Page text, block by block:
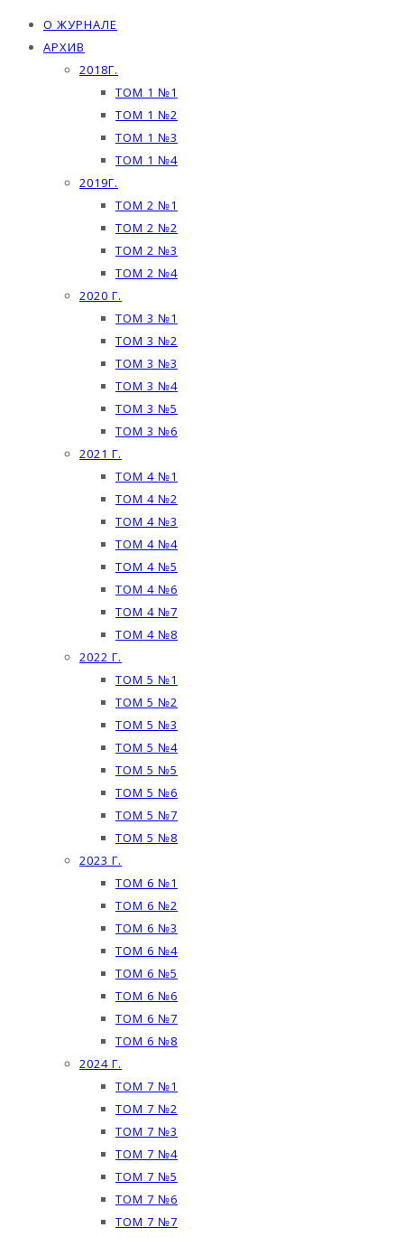
О ЖУРНАЛЕ
АРХИВ
2018Г.
ТОМ 1 №1
ТОМ 1 №2
ТОМ 1 №3
ТОМ 1 №4
2019Г.
ТОМ 2 №1
ТОМ 2 №2
ТОМ 2 №3
ТОМ 2 №4
2020 Г.
ТОМ 3 №1
ТОМ 3 №2
ТОМ 3 №3
ТОМ 3 №4
ТОМ 3 №5
ТОМ 3 №6
2021 Г.
ТОМ 4 №1
ТОМ 4 №2
ТОМ 4 №3
ТОМ 4 №4
ТОМ 4 №5
ТОМ 4 №6
ТОМ 4 №7
ТОМ 4 №8
2022 Г.
ТОМ 5 №1
ТОМ 5 №2
ТОМ 5 №3
ТОМ 5 №4
ТОМ 5 №5
ТОМ 5 №6
ТОМ 5 №7
ТОМ 5 №8
2023 Г.
ТОМ 6 №1
ТОМ 6 №2
ТОМ 6 №3
ТОМ 6 №4
ТОМ 6 №5
ТОМ 6 №6
ТОМ 6 №7
ТОМ 6 №8
2024 Г.
ТОМ 7 №1
ТОМ 7 №2
ТОМ 7 №3
ТОМ 7 №4
ТОМ 7 №5
ТОМ 7 №6
ТОМ 7 №7